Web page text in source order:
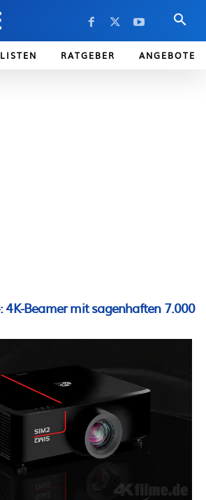
RATGEBER ANGEBOTE
4K-Beamer mit sagenhaften 7.000